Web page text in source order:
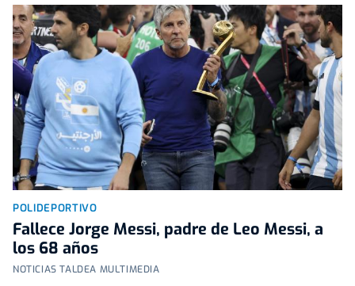
POLIDEPORTIVO
Fallece Jorge Messi, padre de Leo Messi, a
los 68 años
NOTICIAS TALDEA MULTIMEDIA